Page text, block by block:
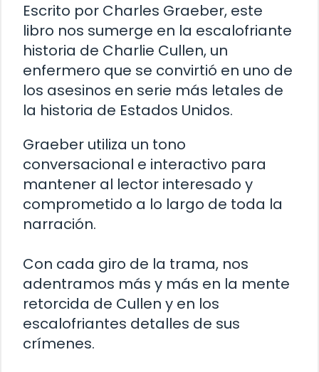
Escrito por Charles Graeber, este
libro nos sumerge en la escalofriante
historia de Charlie Cullen, un
enfermero que se convirtió en uno de
los asesinos en serie más letales de
la historia de Estados Unidos.
Graeber utiliza un tono
conversacional e interactivo para
mantener al lector interesado y
comprometido a lo largo de toda la
narración.
Con cada giro de la trama, nos
adentramos más y más en la mente
retorcida de Cullen y en los
escalofriantes detalles de sus
crímenes.